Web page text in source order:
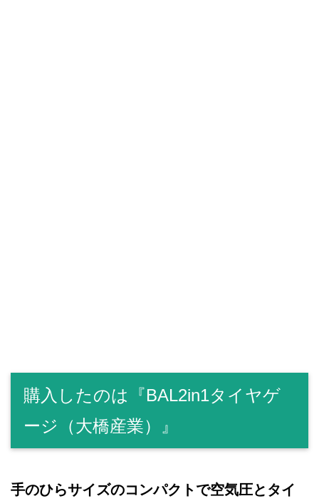
購入したのは『BAL2in1タイヤゲ
ージ（大橋産業）』
手のひらサイズのコンパクトで空気圧とタイ